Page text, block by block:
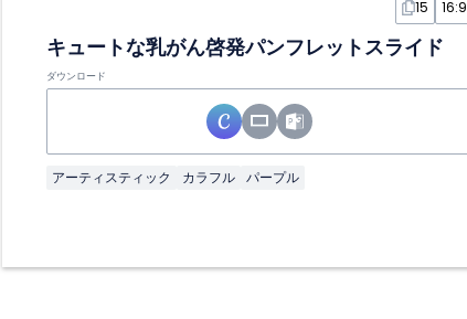
15 16:9
キュートな乳がん啓発パンフレットスライド
ダウンロード
アーティスティック カラフル パープル